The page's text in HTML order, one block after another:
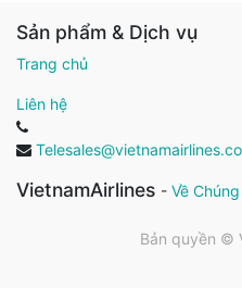
Sản phẩm & Dịch vụ
Trang chủ
Liên hệ
VietnamAirlines - Về
Bản quyền ©